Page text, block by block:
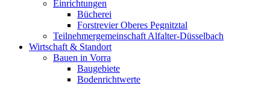
Einrichtungen
Bücherei
Forstrevier Oberes Pegnitztal
Teilnehmergemeinschaft Alfalter-Düsselbach
Wirtschaft & Standort
Bauen in Vorra
Baugebiete
Bodenrichtwerte